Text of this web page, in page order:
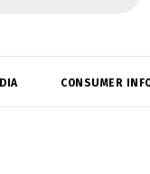
CONSUMER